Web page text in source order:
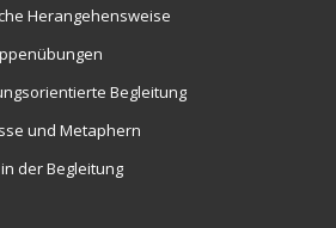
Herangehensweise
Begleitung
und Metaphern
der Begleitung